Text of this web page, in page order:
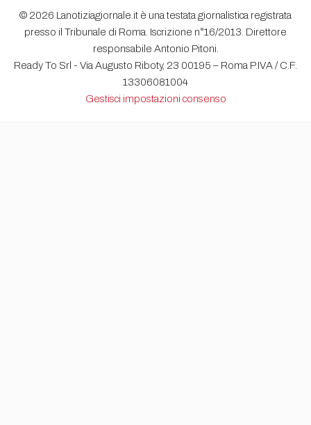
© 2026 Lanotiziagiornale.it è una testata giornalistica registrata
presso il Tribunale di Roma. Iscrizione n°16/2013. Direttore
responsabile Antonio Pitoni.
Ready To Srl - Via Augusto Riboty, 23 00195 – Roma P.IVA / C.F.
13306081004
Gestisci impostazioni consenso